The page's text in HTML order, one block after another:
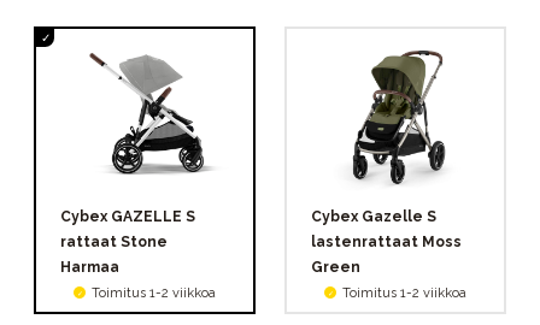
Cybex GAZELLE S
rattaat Stone
Harmaa
Toimitus 1-2 viikkoa
Cybex Gazelle S
lastenrattaat Moss
Green
Toimitus 1-2 viikkoa